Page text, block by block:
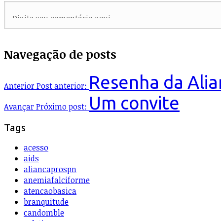
Navegação de posts
AnteriorPost anterior: Resenha da
AvançarPróximo post: Um convite
Tags
acesso
aids
aliancaprospn
anemiafalciforme
atencaobasica
branquitude
candomble